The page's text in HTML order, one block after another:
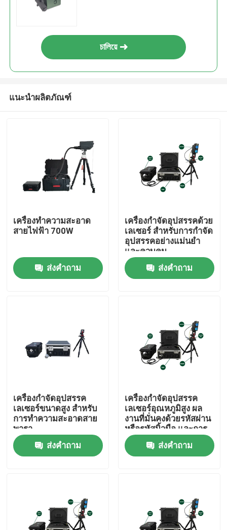
บ้าน
สินค้า
ทัวร์โรงงาน
ควบคุมคุณภาพ
กรีนไฟเบอร์เลเซอร์
চালিয়ে
แนะนำผลิตภัณฑ์
เครื่องทําความสะอาด
สายไฟฟ้า 700W
ส่งคำถาม
เครื่องกําจัดอุปสรรคด้วย
เลเซอร์ สําหรับการกําจัด
อุปสรรคอย่างแม่นยํา
และควบคุม
ส่งคำถาม
เครื่องกําจัดอุปสรรค
เลเซอร์ขนาดสูง สําหรับ
การทําความสะอาดสาย
พารา
ส่งคำถาม
เครื่องกําจัดอุปสรรค
เลเซอร์อุณหภูมิสูง ผล
งานที่มั่นคงด้วยรหัสผ่าน
หรือรหัสนิ้วมือ และการ
ควบคุมความปลอดภัย
ของตัวควบคุมส่งคำถาม